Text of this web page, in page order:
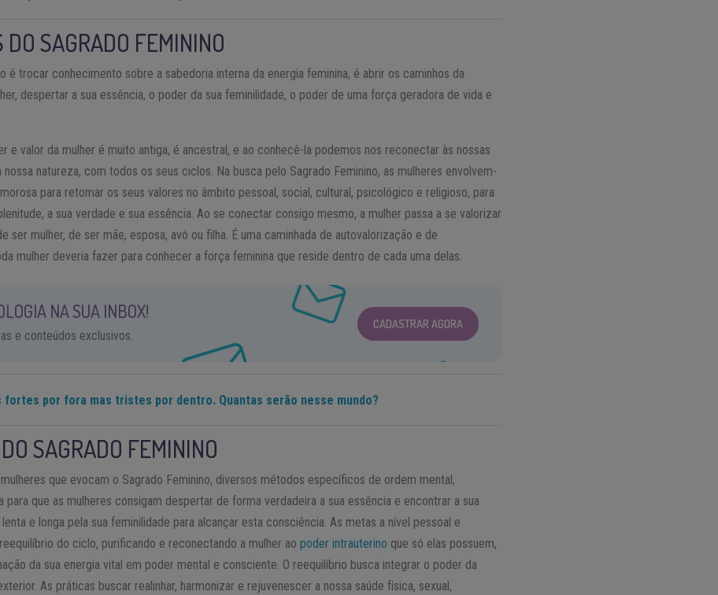
DO SAGRADO FEMININO
é trocar conhecimento sobre a sabedoria interna da energia feminina, é abrir os caminhos da
despertar a sua essência, o poder da sua feminilidade, o poder de uma força geradora de vida e
e valor da mulher é muito antiga, é ancestral, e ao conhecê-la podemos nos reconectar às nossas
natureza, com todos os seus ciclos. Na busca pelo Sagrado Feminino, as mulheres envolvem-
para retomar os seus valores no âmbito pessoal, social, cultural, psicológico e religioso, para
a sua verdade e sua essência. Ao se conectar consigo mesmo, a mulher passa a se valorizar
ser mulher, de ser mãe, esposa, avó ou filha. É uma caminhada de autovalorização e de
mulher deveria fazer para conhecer a força feminina que reside dentro de cada uma delas.
NA SUA INBOX!
e conteúdos exclusivos.
CADASTRAR AGORA
fortes por fora mas tristes por dentro. Quantas serão nesse mundo?
SAGRADO FEMININO
que evocam o Sagrado Feminino, diversos métodos específicos de ordem mental,
para que as mulheres consigam despertar de forma verdadeira a sua essência e encontrar a sua
e longa pela sua feminilidade para alcançar esta consciência. As metas a nível pessoal e
do ciclo, purificando e reconectando a mulher aopoder intrauterino que só elas possuem,
da sua energia vital em poder mental e consciente. O reequilíbrio busca integrar o poder da
As práticas buscar realinhar, harmonizar e rejuvenescer a nossa saúde física, sexual,